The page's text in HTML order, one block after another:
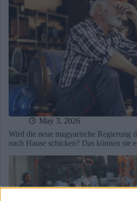
May 3, 2026
Wird die neue magyarische Regierung
nach Hause schicken? Das können sie